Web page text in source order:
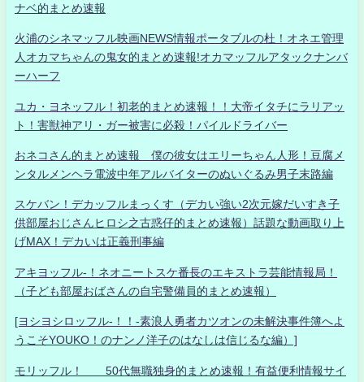
ナベ的まとめ速報
火浦のシネマッフル映画NEWS情報ポータブルの杜！オネエ管理
人オカマちゃんの鬼女的まとめ速報!オカマッフルアタックナンバ
ーハーフ
ユカ・ヨネッフル！初老的まとめ速報！！大帝イタチにラリアッ
ト！害獣神アリ・ガー被害に必殺！パイルドライバー
おネコさん的まとめ速報 僕の彼女はエリーちゃん人形！豆腐メ
ンタルメンヘラ電波中年アルバイターのぬいぐるみ男子末路編
スケバン！デカッフルまっくす（デカい強い2次元嫁だいすき子
供部屋おじさんヒロシ之古惑仔的まとめ速報）話題な動画取り上
げMAX！デカいは正義刑事編
アキヨッフル-！ネオニートスケ番長のエキストラ芸能情報局！
（子ども部屋おばさんの自宅警備員的まとめ速報）
[ヨシヨシロッフル-！！-素浪人勇者カツオンの未解決事件簿へよ
うこそYOUKO！のナンノ洋子のはなしは信じるな編）]
モリッフル！ 50代無職独身的まとめ速報！有益便利情報サイ